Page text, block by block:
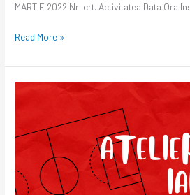
MARTIE 2022 Nr. crt. Activitatea Data Ora
Read More »
IANUARIE